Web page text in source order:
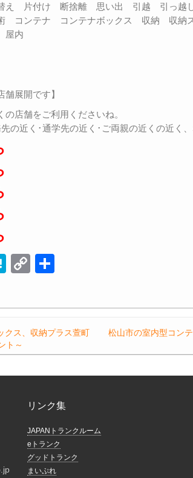
片付け 断捨離 思い出 引越 引っ越
コンテナ コンテナボックス 収納 収納
内
舗展開です】
店舗をご利用くださいね。
の近く･通学先の近く･ご両親の近くの近く
H
e
a
C
p
Li
n
k
クス、収納プラス萱町
ト～
松山市の室内型コン
リンク集
JAPANトランクルーム
eトランク
グッドトランク
まいぷれ